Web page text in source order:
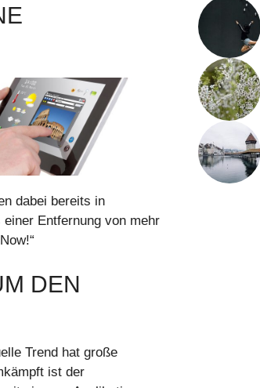
dabei bereits in
Entfernung von mehr
DEN
Trend hat große
ist der